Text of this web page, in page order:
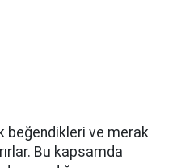
beğendikleri ve merak
Bu kapsamda